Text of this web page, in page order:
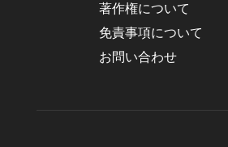
著作権について
免責事項について
お問い合わせ